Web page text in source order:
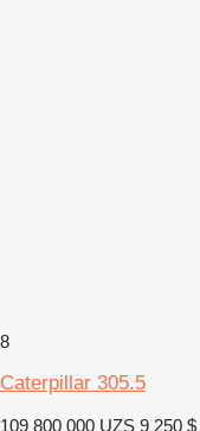
8
Caterpillar 305.5
109 800 000 UZS 9 250 $